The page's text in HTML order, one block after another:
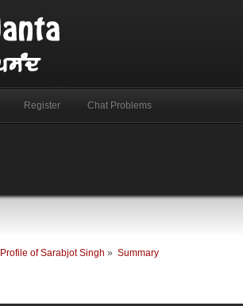
Register Chat Problems
Profile of Sarabjot Singh » Summary